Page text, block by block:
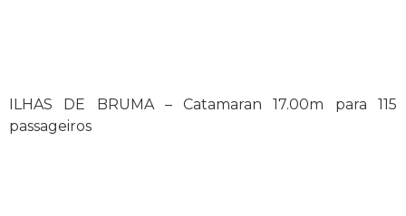
ILHAS DE BRUMA – Catamaran 17.00m para 115
passageiros